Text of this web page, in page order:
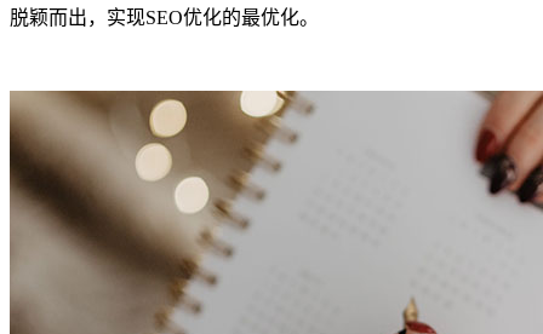
脱颖而出，实现SEO优化的最优化。